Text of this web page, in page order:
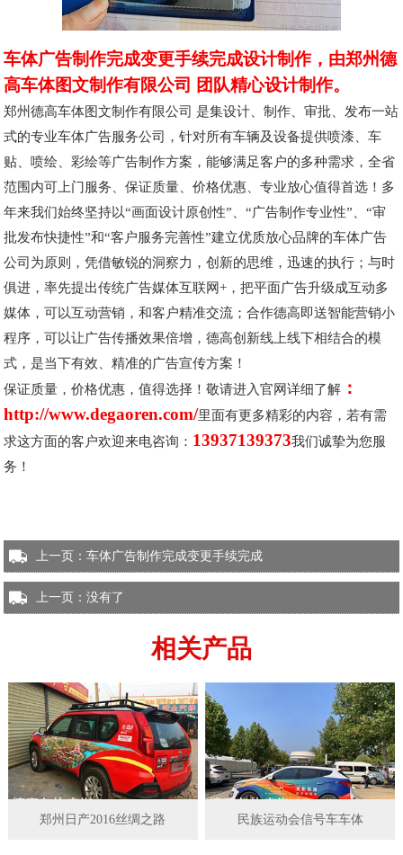
车体广告制作完成变更手续完成设计制作，由郑州德
高车体图文制作有限公司 团队精心设计制作。
郑州德高车体图文制作有限公司 是集设计、制作、审批、发布一站
式的专业车体广告服务公司，针对所有车辆及设备提供喷漆、车
贴、喷绘、彩绘等广告制作方案，能够满足客户的多种需求，全省
范围内可上门服务、保证质量、价格优惠、专业放心值得首选！多
年来我们始终坚持以“画面设计原创性”、“广告制作专业性”、“审
批发布快捷性”和“客户服务完善性”建立优质放心品牌的车体广告
公司为原则，凭借敏锐的洞察力，创新的思维，迅速的执行；与时
俱进，率先提出传统广告媒体互联网+，把平面广告升级成互动多
媒体，可以互动营销，和客户精准交流；合作德高即送智能营销小
程序，可以让广告传播效果倍增，德高创新线上线下相结合的模
式，是当下有效、精准的广告宣传方案！
保证质量，价格优惠，值得选择！敬请进入官网详细了解 ：
http://www.degaoren.com/里面有更多精彩的内容，若有需
求这方面的客户欢迎来电咨询： 13937139373我们诚挚为您服
务！
上一页： 车体广告制作完成变更手续完成
上一页：没有了
相关产品
郑州日产2016丝绸之路 民族运动会信号车车体